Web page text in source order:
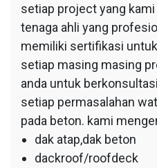
setiap project yang
tenaga ahli yang
memiliki sertifikasi
setiap masing masing
anda untuk
setiap permasalahan
pada beton. kami
dak atap,dak beton
dackroof/roofdeck